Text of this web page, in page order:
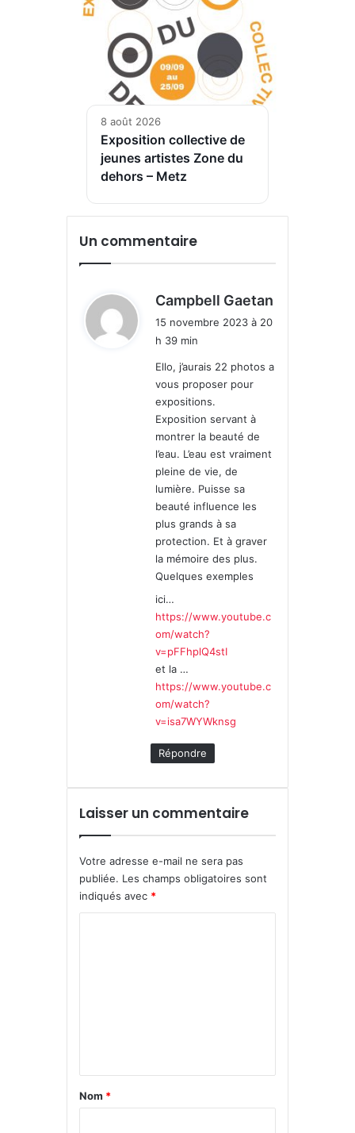
8 août 2026
Exposition collective de
jeunes artistes Zone du
dehors – Metz
Un commentaire
Campbell Gaetan
:
15 novembre 2023 à 20
h 39 min
Ello, j’aurais 22 photos a
vous proposer pour
expositions.
Exposition servant à
montrer la beauté de
l’eau. L’eau est vraiment
pleine de vie, de
lumière. Puisse sa
beauté influence les
plus grands à sa
protection. Et à graver
la mémoire des plus.
Quelques exemples
ici…
https://www.youtube.c
om/watch?
v=pFFhplQ4stI
et la …
https://www.youtube.c
om/watch?
v=isa7WYWknsg
Répondre
Laisser un commentaire
Votre adresse e-mail ne sera pas
publiée. Les champs obligatoires sont
indiqués avec *
a
Nom *